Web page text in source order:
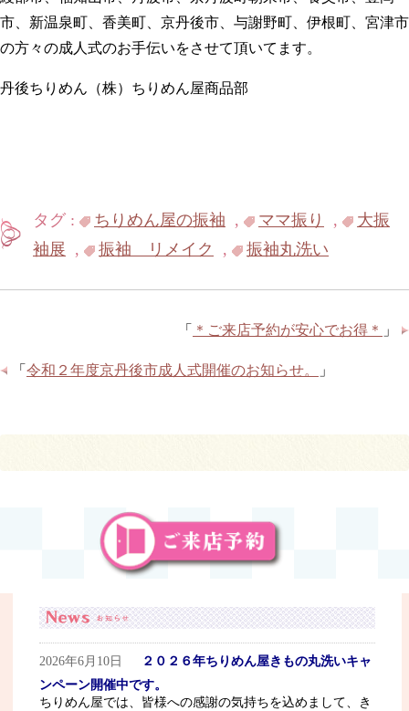
市、新温泉町、香美町、京丹後市、与謝野町、伊根町、宮津市
の方々の成人式のお手伝いをさせて頂いてます。
丹後ちりめん（株）ちりめん屋商品部
タグ : ちりめん屋の振袖 , ママ振り ,
大振
袖展 , 振袖 リメイク , 振袖丸洗い
「 ＊ご来店予約が安心でお得＊ 」
「 令和２年度京丹後市成人式開催のお知らせ。 」
2026年6月10日
２０２６年ちりめん屋きもの丸洗いキャ
ンペーン開催中です。
ちりめん屋では、皆様への感謝の気持ちを込めまして、き